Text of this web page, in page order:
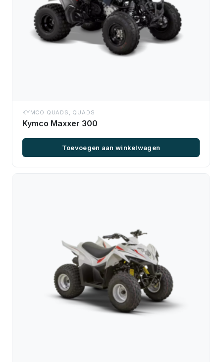
KYMCO QUADS , QUADS
Kymco Maxxer 300
Toevoegen aan winkelwagen